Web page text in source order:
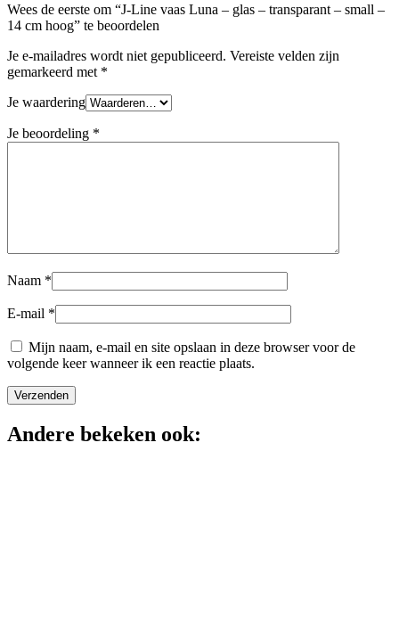
Wees de eerste om “J-Line vaas Luna – glas – transparant – small –
14 cm hoog” te beoordelen
Je e-mailadres wordt niet gepubliceerd. Vereiste velden zijn
gemarkeerd met *
Je waardering
Je beoordeling *
Naam *
E-mail *
Mijn naam, e-mail en site opslaan in deze browser voor de
volgende keer wanneer ik een reactie plaats.
Andere bekeken ook: